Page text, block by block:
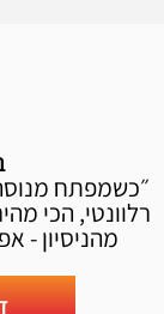
״כשמפתח
רלוונטי, הכי
מהניסיון -